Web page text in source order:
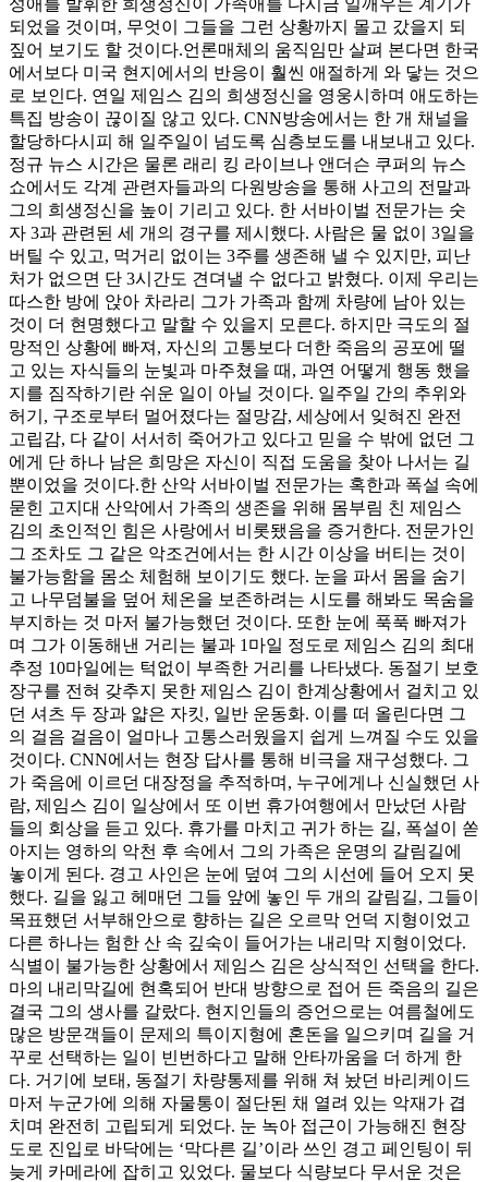
되었을 것이며, 무엇이 그들을 그런 상황까지 몰고 갔을지 되
짚어 보기도 할 것이다.언론매체의 움직임만 살펴 본다면 한국
에서보다 미국 현지에서의 반응이 훨씬 애절하게 와 닿는 것으
로 보인다. 연일 제임스 김의 희생정신을 영웅시하며 애도하는
특집 방송이 끊이질 않고 있다. CNN방송에서는 한 개 채널을
할당하다시피 해 일주일이 넘도록 심층보도를 내보내고 있다.
정규 뉴스 시간은 물론 래리 킹 라이브나 앤더슨 쿠퍼의 뉴스
쇼에서도 각계 관련자들과의 다원방송을 통해 사고의 전말과
그의 희생정신을 높이 기리고 있다. 한 서바이벌 전문가는 숫
자 3과 관련된 세 개의 경구를 제시했다. 사람은 물 없이 3일을
버틸 수 있고, 먹거리 없이는 3주를 생존해 낼 수 있지만, 피난
처가 없으면 단 3시간도 견뎌낼 수 없다고 밝혔다. 이제 우리는
따스한 방에 앉아 차라리 그가 가족과 함께 차량에 남아 있는
것이 더 현명했다고 말할 수 있을지 모른다. 하지만 극도의 절
망적인 상황에 빠져, 자신의 고통보다 더한 죽음의 공포에 떨
고 있는 자식들의 눈빛과 마주쳤을 때, 과연 어떻게 행동 했을
지를 짐작하기란 쉬운 일이 아닐 것이다. 일주일 간의 추위와
허기, 구조로부터 멀어졌다는 절망감, 세상에서 잊혀진 완전
고립감, 다 같이 서서히 죽어가고 있다고 믿을 수 밖에 없던 그
에게 단 하나 남은 희망은 자신이 직접 도움을 찾아 나서는 길
뿐이었을 것이다.한 산악 서바이벌 전문가는 혹한과 폭설 속에
묻힌 고지대 산악에서 가족의 생존을 위해 몸부림 친 제임스
김의 초인적인 힘은 사랑에서 비롯됐음을 증거한다. 전문가인
그 조차도 그 같은 악조건에서는 한 시간 이상을 버티는 것이
불가능함을 몸소 체험해 보이기도 했다. 눈을 파서 몸을 숨기
고 나무덤불을 덮어 체온을 보존하려는 시도를 해봐도 목숨을
부지하는 것 마저 불가능했던 것이다. 또한 눈에 푹푹 빠져가
며 그가 이동해낸 거리는 불과 1마일 정도로 제임스 김의 최대
추정 10마일에는 턱없이 부족한 거리를 나타냈다. 동절기 보호
장구를 전혀 갖추지 못한 제임스 김이 한계상황에서 걸치고 있
던 셔츠 두 장과 얇은 자킷, 일반 운동화. 이를 떠 올린다면 그
의 걸음 걸음이 얼마나 고통스러웠을지 쉽게 느껴질 수도 있을
것이다. CNN에서는 현장 답사를 통해 비극을 재구성했다. 그
가 죽음에 이르던 대장정을 추적하며, 누구에게나 신실했던 사
람, 제임스 김이 일상에서 또 이번 휴가여행에서 만났던 사람
들의 회상을 듣고 있다. 휴가를 마치고 귀가 하는 길, 폭설이 쏟
아지는 영하의 악천 후 속에서 그의 가족은 운명의 갈림길에
놓이게 된다. 경고 사인은 눈에 덮여 그의 시선에 들어 오지 못
했다. 길을 잃고 헤매던 그들 앞에 놓인 두 개의 갈림길, 그들이
목표했던 서부해안으로 향하는 길은 오르막 언덕 지형이었고
다른 하나는 험한 산 속 깊숙이 들어가는 내리막 지형이었다.
식별이 불가능한 상황에서 제임스 김은 상식적인 선택을 한다.
마의 내리막길에 현혹되어 반대 방향으로 접어 든 죽음의 길은
결국 그의 생사를 갈랐다. 현지인들의 증언으로는 여름철에도
많은 방문객들이 문제의 특이지형에 혼돈을 일으키며 길을 거
꾸로 선택하는 일이 빈번하다고 말해 안타까움을 더 하게 한
다. 거기에 보태, 동절기 차량통제를 위해 쳐 놨던 바리케이드
마저 누군가에 의해 자물통이 절단된 채 열려 있는 악재가 겹
치며 완전히 고립되게 되었다. 눈 녹아 접근이 가능해진 현장
도로 진입로 바닥에는 ‘막다른 길’이라 쓰인 경고 페인팅이 뒤
늦게 카메라에 잡히고 있었다. 물보다 식량보다 무서운 것은